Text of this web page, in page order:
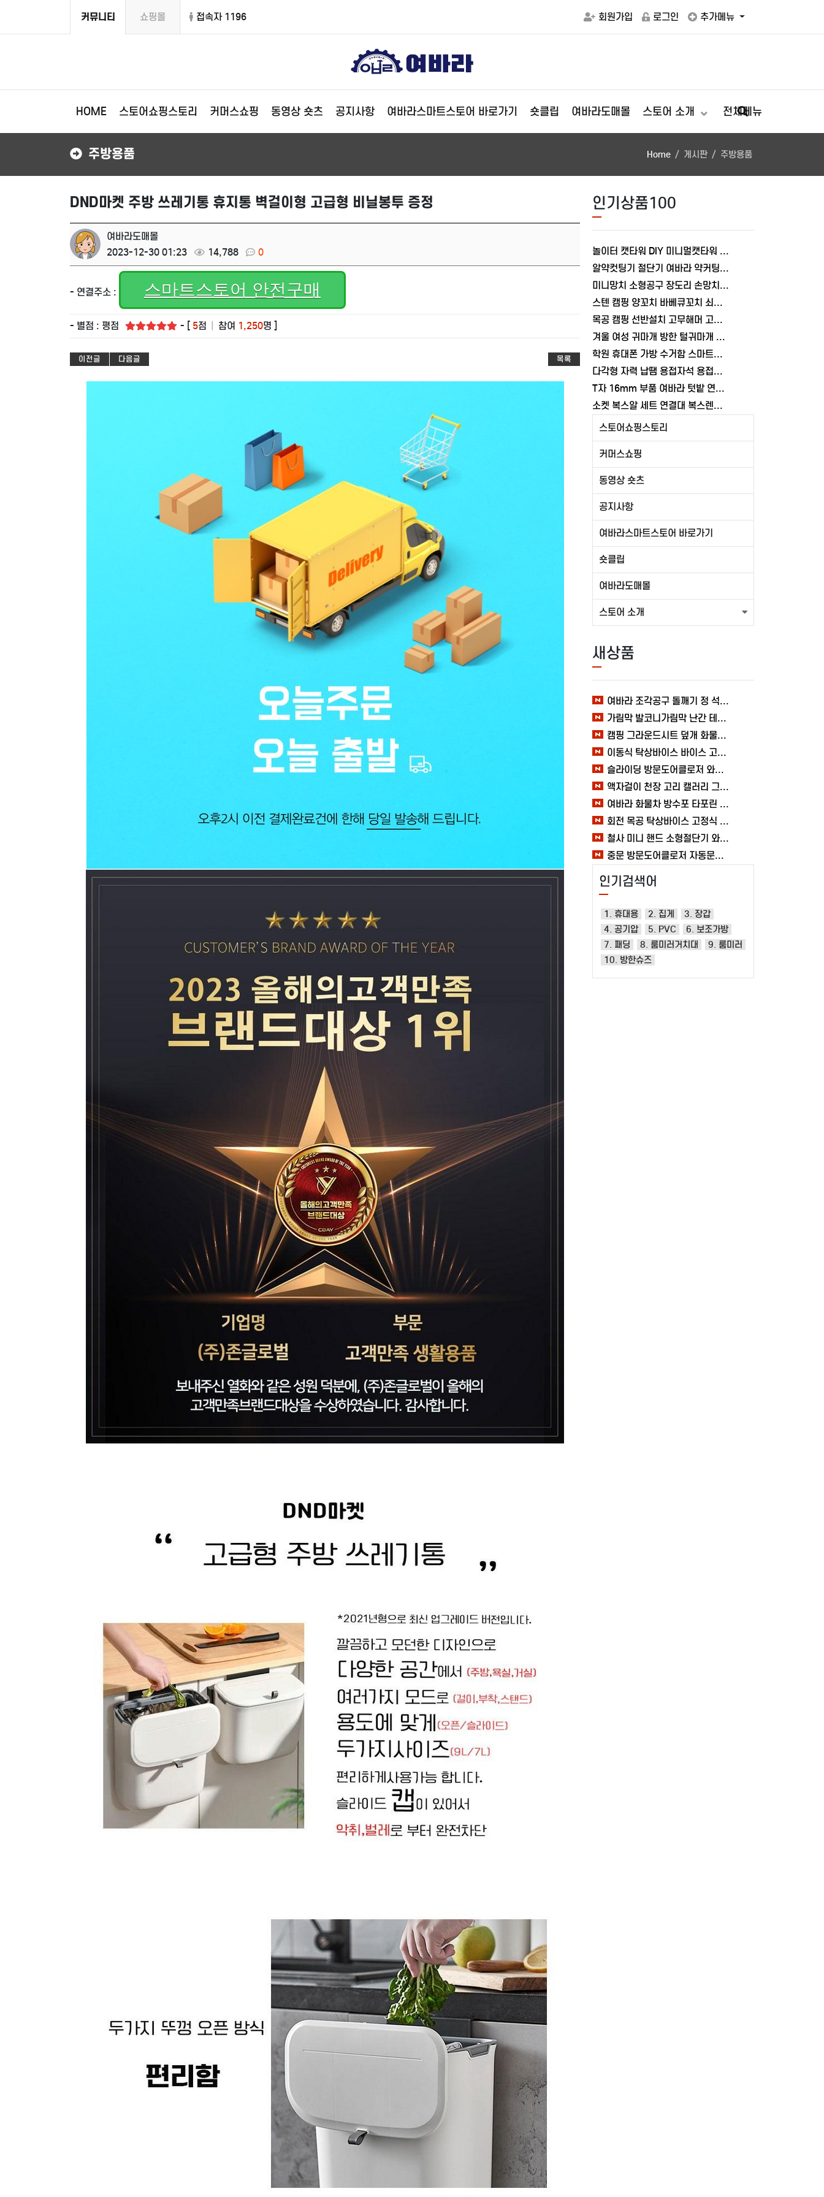
커뮤니티 쇼핑몰 접속자 1196 회원가입 로그인 추가메뉴
HOME 스토어쇼핑스토리 커머스쇼핑 동영상 숏츠 공지사항 여바라스마트스토어 바로가기 숏클립 여바라도매몰 스토어 소개 전체메뉴
주방용품 Home 게시판 주방용품
DND마켓 주방 쓰레기통 휴지통 벽걸이형 고급형 비닐봉투 증정
여바라도매몰
2023-12-30 01:23
14,788 0
- 연결주소 : 스마트스토어 안전구매
- 별점 : 평점 - [ 5점 참여 1,250명 ]
이전글 다음글 목록
인기상품100
놀이터 캣타워 DIY 미니멀캣타워 여바라 원룸 스크래쳐 고양이 숨숨집
알약컷팅기 절단기 여바라 약커팅기 자르기 가위 휴대용
미니망치 소형공구 장도리 손망치 목공 가정용 캠핑 휴대용
스텐 캠핑 양꼬치 바베큐꼬치 쇠꼬챙이 보관 구이 10개 세트 파우치포함 여바라
목공 캠핑 선반설치 고무해머 고무망치 스틸 조립용 작업 타일 여바라
겨울 여성 귀마개 방한 털귀마개 패션 귀도리 접이식 분리형
학원 휴대폰 가방 수거함 스마트폰 케이스 보관함 36키박스 학교 여바라
다각형 자력 납땜 용접자석 용접부품 마그네틱 용접홀더
T자 16mm 부품 여바라 텃밭 연결탭 농장 호스연결커넥터 물호스
소켓 복스알 세트 연결대 복스렌치 자동차 원터치 탄소강 깔깔이 여바라
스토어쇼핑스토리
커머스쇼핑
동영상 숏츠
공지사항
여바라스마트스토어 바로가기
숏클립
여바라도매몰
스토어 소개
새상품
여바라 조각공구 돌깨기 정 석공 250x16mm 조각정 송곳형 손보호
가림막 발코니가림막 난간 테라스 가리개 베란다 다용도 사생활보호 3M 여바라
캠핑 그라운드시트 덮개 화물차 시트 바닥 방수포 여바라 타포린 2X3 블루 텐트
이동식 탁상바이스 바이스 고정작업 클램프 테이블 가공 목공 다양한 60MM 여바라
슬라이딩 방문도어클로저 와이어 미닫이 자동문닫힘 1.2mm 열림방지 무타공 중문 여바라
액자걸이 천장 고리 캘러리 그림걸이 레일 전시회 와이어 미술관 세트 여바라
여바라 화물차 방수포 타포린 시트 바닥 덮개 6X8, 캠핑 텐트 블루 그라운드시트
회전 목공 탁상바이스 고정식 클램프 360도 바이스 여바라 테이블
철사 미니 핸드 소형절단기 와이어 휴대용 철편컷팅기 커터기 절단기 여바라 자물쇠
중문 방문도어클로저 자동문닫힘 와이어 무타공 슬라이딩 미닫이 열림방지 1.2mm 여바라
인기검색어
1. 휴대용 2. 집게
3. 장갑
4. 공기압
5. PVC
6. 보조가방
7. 패딩
8. 룸미러거치대
9. 룸미러
10. 방한슈즈